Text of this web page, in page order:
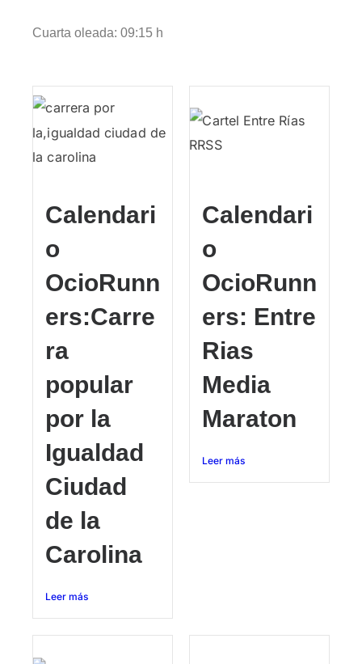
Cuarta oleada: 09:15 h
Calendari
o
OcioRunn
ers:Carre
ra
popular
por la
Igualdad
Ciudad
de la
Carolina
Leer más
Calendari
o
OcioRunn
ers: Entre
Rias
Media
Maraton
Leer más